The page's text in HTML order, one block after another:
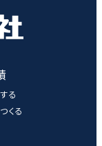
る
くる